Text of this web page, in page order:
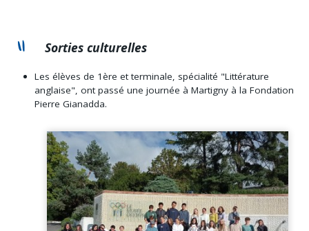
Sorties culturelles
Les élèves de 1ère et terminale, spécialité "Littérature
anglaise", ont passé une journée à Martigny à la Fondation
Pierre Gianadda.